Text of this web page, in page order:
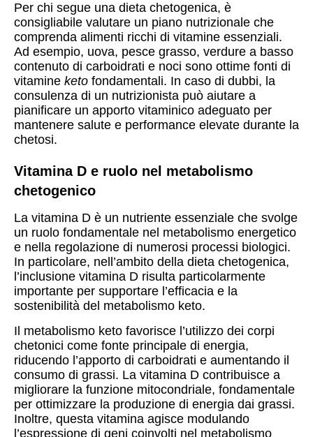
Per chi segue una dieta chetogenica, è
consigliabile valutare un piano nutrizionale che
comprenda alimenti ricchi di vitamine essenziali.
Ad esempio, uova, pesce grasso, verdure a basso
contenuto di carboidrati e noci sono ottime fonti di
vitamine keto fondamentali. In caso di dubbi, la
consulenza di un nutrizionista può aiutare a
pianificare un apporto vitaminico adeguato per
mantenere salute e performance elevate durante la
chetosi.
Vitamina D e ruolo nel metabolismo
chetogenico
La vitamina D è un nutriente essenziale che svolge
un ruolo fondamentale nel metabolismo energetico
e nella regolazione di numerosi processi biologici.
In particolare, nell’ambito della dieta chetogenica,
l’inclusione vitamina D risulta particolarmente
importante per supportare l’efficacia e la
sostenibilità del metabolismo keto.
Il metabolismo keto favorisce l’utilizzo dei corpi
chetonici come fonte principale di energia,
riducendo l’apporto di carboidrati e aumentando il
consumo di grassi. La vitamina D contribuisce a
migliorare la funzione mitocondriale, fondamentale
per ottimizzare la produzione di energia dai grassi.
Inoltre, questa vitamina agisce modulando
l’espressione di geni coinvolti nel metabolismo